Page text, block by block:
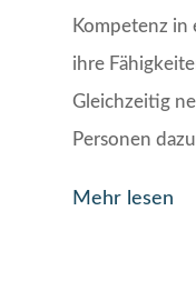
Kompetenz in
ihre
Gleichzeitig
Personen
Mehr lesen